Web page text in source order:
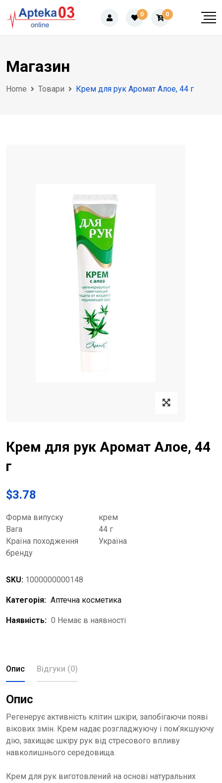
to
content
0 0
Магазин
Home Товари Крем для рук Аромат Алое, 44 г
Крем для рук Аромат Алое, 44
г
$3.78
Форма випуску
крем
Вага
44 г
Країна походження
бренду
Україна
SKU: 1000000000148
Категорія: Аптечна косметика
Наявність: 0 Немає в наявності
Опис Відгуки (0)
Опис
Регенерує активність клітин шкіри, запобігаючи появі
вікових змін. Крем надає розгладжуючу і пом’якшуючу
дію, захищає шкіру рук від стресового впливу
навколишнього середовища.
Крем для рук виготовлений на основі натуральних